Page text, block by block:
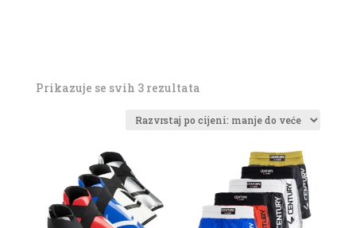
Prikazuje se svih 3 rezultataPoredano
cijeni:
visoke